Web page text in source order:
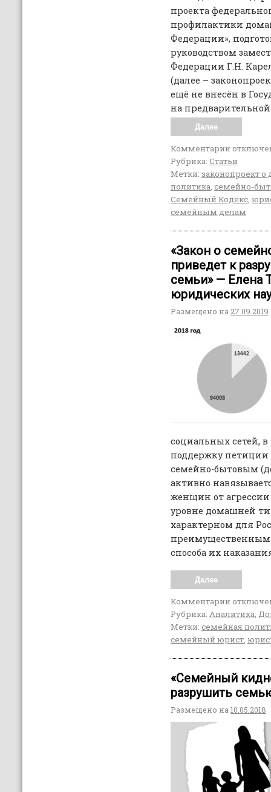
проекта
профилактики
Федерации»,
руководством
Федерации Г.Н.
(далее –
ещё не внесён в
на
Далее
Комментарии
Рубрика: Статьи
Метки: законопроект
политика семейно-
Семейный Кодекс,
семейным делам
«Закон о
приведет к
семьи» — Елена
юридических
Размещено на 27.09.2019
социальных сетей,
поддержку петиции
семейно-бытовым
активно
женщин от
уровне домашней
характерном для
преимущественным
способа их
Далее
Комментарии
Рубрика: Аналитика,
Метки: семейная
семейный юрист,
«Семейный
разрушить
Размещено на10.05.2018